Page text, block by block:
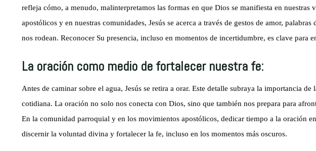
refleja cómo, a menudo, malinterpretamos las formas en que Dios se manifiesta en nuestras
apostólicos y en nuestras comunidades, Jesús se acerca a través de gestos de amor,
nos rodean. Reconocer Su presencia, incluso en momentos de incertidumbre, es clave para
La oración como medio de fortalecer nuestra fe:
Antes de caminar sobre el agua, Jesús se retira a orar. Este detalle subraya la importancia de
cotidiana. La oración no solo nos conecta con Dios, sino que también nos prepara para
En la comunidad parroquial y en los movimientos apostólicos, dedicar tiempo a la oración
discernir la voluntad divina y fortalecer la fe, incluso en los momentos más oscuros.